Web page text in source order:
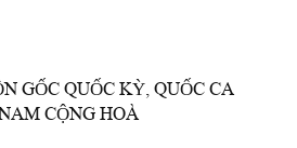
GỐC QUỐC KỲ, QUỐC CA
CỘNG HOÀ